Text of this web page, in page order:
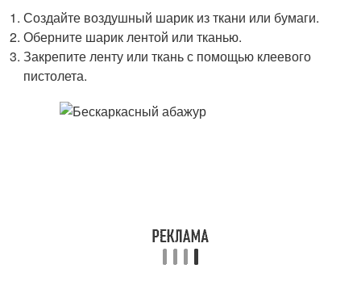
Создайте воздушный шарик из ткани или бумаги.
Оберните шарик лентой или тканью.
Закрепите ленту или ткань с помощью клеевого
пистолета.